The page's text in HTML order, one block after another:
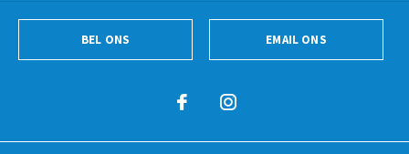
BEL ONS EMAIL ONS